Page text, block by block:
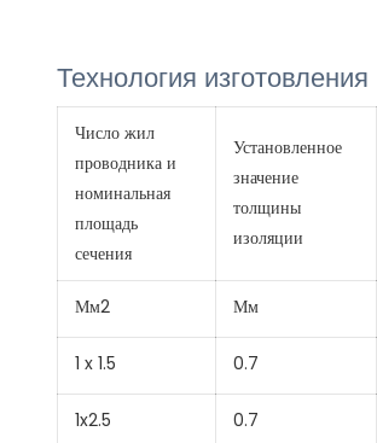
Технология изготовления
Число жил
проводника и
номинальная
площадь
сечения
Установленное
значение
толщины
изоляции
Мм2 Мм
1 x 1.5 0.7
1x2.5 0.7